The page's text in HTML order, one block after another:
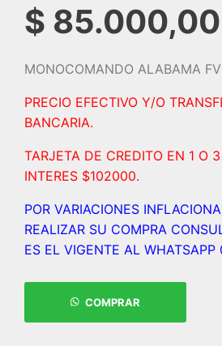
$ 85.000,00
MONOCOMANDO ALABAMA
PRECIO EFECTIVO Y/O
BANCARIA.
TARJETA DE CREDITO EN 1 O
INTERES $102000.
POR VARIACIONES
REALIZAR SU COMPRA
ES EL VIGENTE AL
COMPRAR